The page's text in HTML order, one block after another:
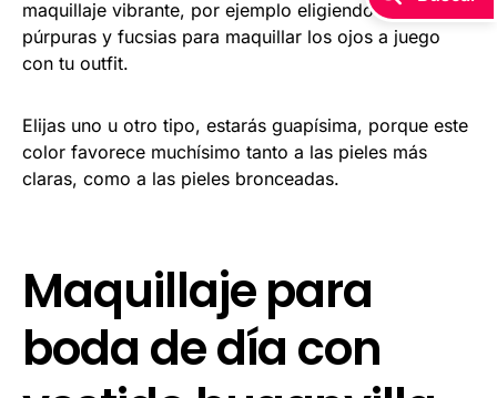
maquillaje vibrante, por ejemplo eligiendo los tonos
púrpuras y fucsias para maquillar los ojos a juego
con tu outfit.
Elijas uno u otro tipo, estarás guapísima, porque este
color favorece muchísimo tanto a las pieles más
claras, como a las pieles bronceadas.
Maquillaje para
boda de día con